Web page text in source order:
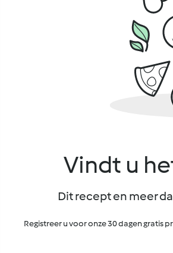
Vindt u
Dit recept en meer
Registreer u voor onze 30 dagen